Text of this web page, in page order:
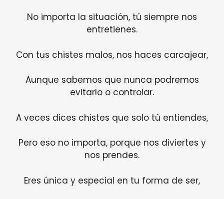
No importa la situación, tú siempre nos
entretienes.
Con tus chistes malos, nos haces carcajear,
Aunque sabemos que nunca podremos
evitarlo o controlar.
A veces dices chistes que solo tú entiendes,
Pero eso no importa, porque nos diviertes y
nos prendes.
Eres única y especial en tu forma de ser,